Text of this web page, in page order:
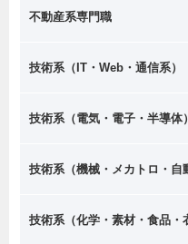
不動産系専門職
技術系（IT・Web・通信系）
技術系（電気・電子・半導体）
技術系（機械・メカトロ・自
技術系（化学・素材・食品・